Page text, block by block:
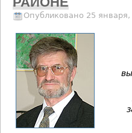
Опубликовано 25